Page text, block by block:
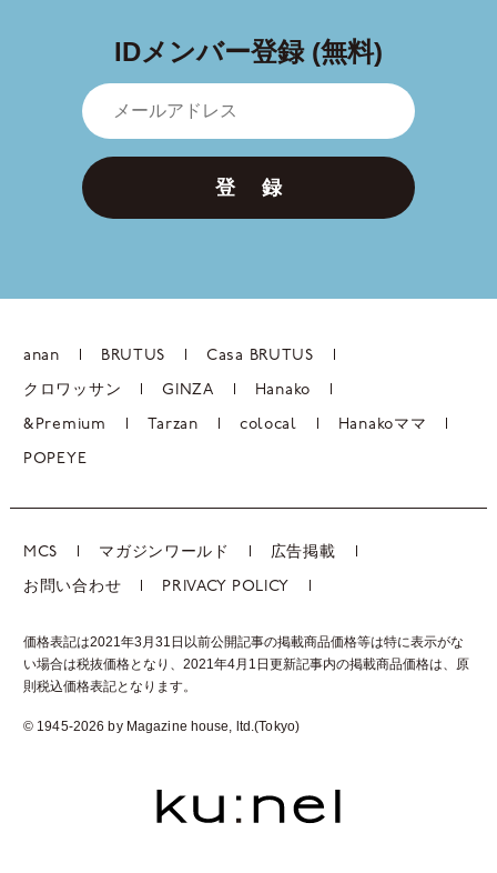
IDメンバー登録 (無料)
登 録
anan BRUTUS Casa BRUTUS
クロワッサン GINZA Hanako
&Premium Tarzan colocal Hanakoママ
POPEYE
MCS マガジンワールド 広告掲載
お問い合わせ PRIVACY POLICY
価格表記は2021年3月31日以前公開記事の掲載商品価格等は特に表示がな
い場合は税抜価格となり、2021年4月1日更新記事内の掲載商品価格は、 原
則税込価格表記となります。
© 1945-2026 by Magazine house, ltd.(Tokyo)